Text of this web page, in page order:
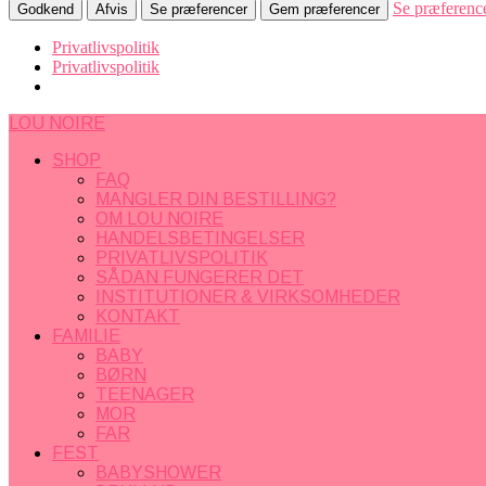
Godkend Afvis Se præferencer Gem præferencer Se
Privatlivspolitik
Privatlivspolitik
LOU NOIRE
SHOP
FAQ
MANGLER DIN BESTILLING?
OM LOU NOIRE
HANDELSBETINGELSER
PRIVATLIVSPOLITIK
SÅDAN FUNGERER DET
INSTITUTIONER & VIRKSOMHEDER
KONTAKT
FAMILIE
BABY
BØRN
TEENAGER
MOR
FAR
FEST
BABYSHOWER